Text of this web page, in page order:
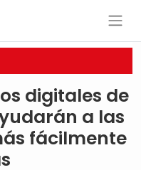
digitales de
a las
fácilmente